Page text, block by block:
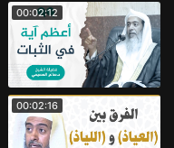
00:02:12
00:02:16